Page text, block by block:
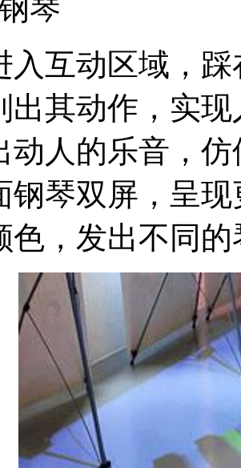
琴
入互动区域，
出其动作，实
动人的乐音，
钢琴双屏，呈
色，发出不同